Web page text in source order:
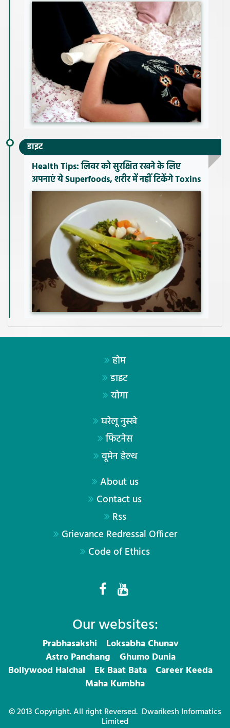
डाइट
Health Tips: लिवर को सुरक्षित रखने के लिए
अपनाएं ये Superfoods, शरीर में नहीं टिकेंगे Toxins
होम
डाइट
योगा
घरेलू नुस्खे
फिटनेस
वूमेन हेल्थ
About us
Contact us
Rss
Grievance Redressal Officer
Code of Ethics
Our websites:
Prabhasakshi
Loksabha Chunav
Astro Panchang
Ghumo Dunia
Bollywood Halchal
Ek Baat Bata
Career Keeda
Maha Kumbha
© 2013 Copyright. All right Reversed. Dwarikesh Informatics
Limited